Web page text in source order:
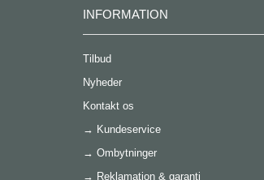
INFORMATION
Tilbud
Nyheder
Kontakt os
→ Kundeservice
→ Ombytninger
→ Reklamation & garanti